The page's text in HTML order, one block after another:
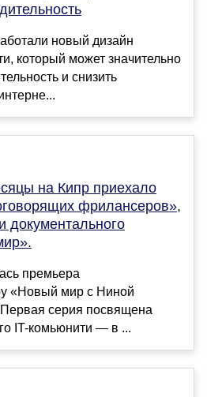
новый дизайн
который может значительно
и снизить
на Кипр приехало
фрилансеров»,
премьера
«Новый мир с Ниной
серия посвящена
IT-комьюнити — в ...